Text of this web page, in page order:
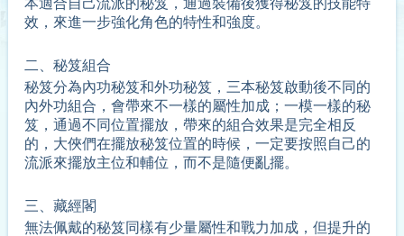
效，來進一步強化角色的特性和強度。
二、 秘笈組合
秘笈分為內功秘笈和外功秘笈，三本秘笈啟動後不同的
內外功組合，會帶來不一樣的屬性加成；一模一樣的秘
笈，通過不同位置擺放，帶來的組合效果是完全相反
的，大俠們在擺放秘笈位置的時候，一定要按照自己的
流派來擺放主位和輔位，而不是隨便亂擺。
三、 藏經閣
無法佩戴的秘笈同樣有少量屬性和戰力加成， 但提升的